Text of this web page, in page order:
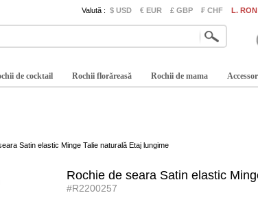
Valută : $ USD € EUR £ GBP ₣ CHF L. RON
de cocktail Rochii florăreasă Rochii de mama
Satin elastic Minge Talie naturală Etaj lungime
Rochie de seara Satin elastic
#R2200257